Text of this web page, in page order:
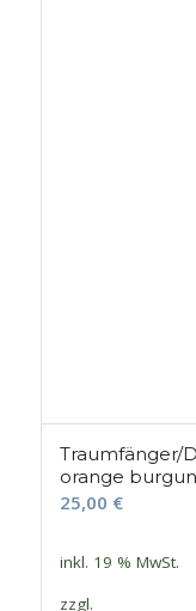
Traumfänger/
orange
25,00 €
inkl. 19 % MwSt.
zzgl.